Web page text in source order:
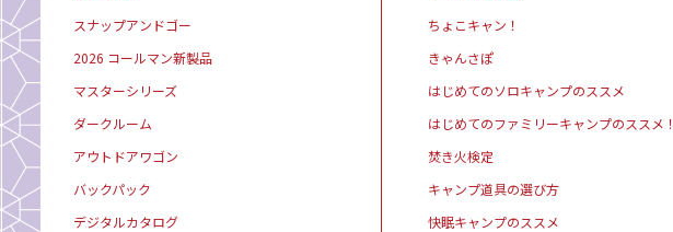
スナップアンドゴー
2026 コールマン新製品
マスターシリーズ
ダークルーム
アウトドアワゴン
バックパック
デジタルカタログ
ちょこキャン！
きゃんさぽ
はじめてのソロキャンプのススメ
はじめてのファミリーキャンプのススメ！
焚き火検定
キャンプ道具の選び方
快眠キャンプのススメ